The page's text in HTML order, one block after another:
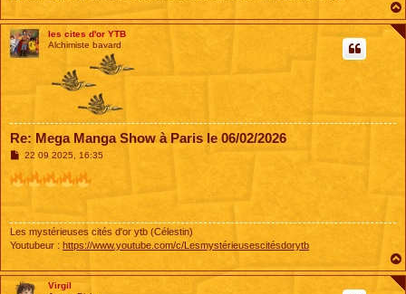
les cites d'or YTB
Alchimiste bavard
Re: Mega Manga Show à Paris le 06/02/2026
M
s
s
22 09 2025, 16:35
Les mystérieuses cités d'or ytb (Célestin)
Youtubeur : https://www.youtube.com/c/Lesmystérieusescitésdorytb
Virgil